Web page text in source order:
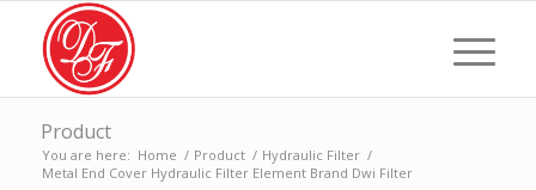
Product
You are here: Home / Product / Hydraulic Filter /
Metal End Cover Hydraulic Filter Element Brand Dwi Filter